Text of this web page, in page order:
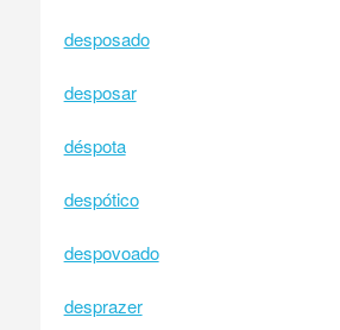
desposado
desposar
déspota
despótico
despovoado
desprazer